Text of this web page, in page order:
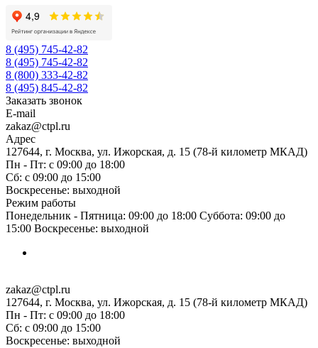
8 (495) 745-42-82
8 (495) 745-42-82
8 (800) 333-42-82
8 (495) 845-42-82
Заказать звонок
E-mail
zakaz@ctpl.ru
Адрес
127644, г. Москва, ул. Ижорская, д. 15 (78-й километр МКАД)
Пн - Пт: с 09:00 до 18:00
Сб: с 09:00 до 15:00
Воскресенье: выходной
Режим работы
Понедельник - Пятница: 09:00 до 18:00 Суббота: 09:00 до
15:00 Воскресенье: выходной
zakaz@ctpl.ru
127644, г. Москва, ул. Ижорская, д. 15 (78-й километр МКАД)
Пн - Пт: с 09:00 до 18:00
Сб: с 09:00 до 15:00
Воскресенье: выходной